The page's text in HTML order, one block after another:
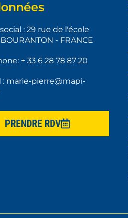
: 29 rue de l'école
- FRANCE
+ 33 6 28 78 87 20
: marie-pierre@mapi-
PRENDRE RDV